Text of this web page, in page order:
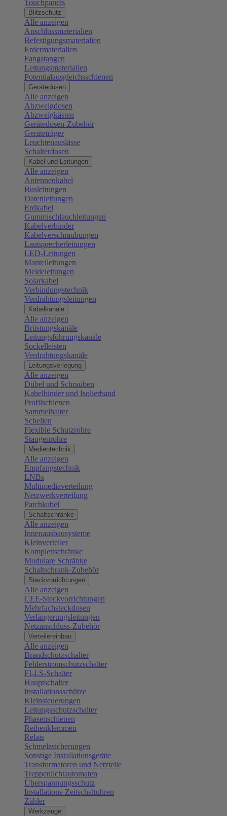
Touchpanels
Blitzschutz
Alle anzeigen
Anschlussmaterialien
Befestigungsmaterialien
Erdermaterialien
Fangstangen
Leitungsmaterialien
Potentialausgleichsschienen
Gerätedosen
Alle anzeigen
Abzweigdosen
Abzweigkästen
Gerätedosen-Zubehör
Geräteträger
Leuchtenauslässe
Schalterdosen
Kabel und Leitungen
Alle anzeigen
Antennenkabel
Busleitungen
Datenleitungen
Erdkabel
Gummischlauchleitungen
Kabelverbinder
Kabelverschraubungen
Lautsprecherleitungen
LED-Leitungen
Mantelleitungen
Meldeleitungen
Solarkabel
Verbindungstechnik
Verdrahtungsleitungen
Kabelkanäle
Alle anzeigen
Brüstungskanäle
Leitungsführungskanäle
Sockelleisten
Verdrahtungskanäle
Leitungsverlegung
Alle anzeigen
Dübel und Schrauben
Kabelbinder und Isolierband
Profilschienen
Sammelhalter
Schellen
Flexible Schutzrohre
Stangenrohre
Medientechnik
Alle anzeigen
Empfangstechnik
LNBs
Multimediaverteilung
Netzwerkverteilung
Patchkabel
Schaltschränke
Alle anzeigen
Innenausbausysteme
Kleinverteiler
Komplettschränke
Modulare Schränke
Schaltschrank-Zubehör
Steckvorrichtungen
Alle anzeigen
CEE-Steckvorrichtungen
Mehrfachsteckdosen
Verlängerungsleitungen
Netzanschluss-Zubehör
Verteilereinbau
Alle anzeigen
Brandschutzschalter
Fehlerstromschutzschalter
FI-LS-Schalter
Hauptschalter
Installationsschütze
Kleinsteuerungen
Leitungsschutzschalter
Phasenschienen
Reihenklemmen
Relais
Schmelzsicherungen
Sonstige Installationsgeräte
Transformatoren und Netzteile
Treppenlichtautomaten
Überspannungsschutz
Installations-Zeitschaltuhren
Zähler
Werkzeuge